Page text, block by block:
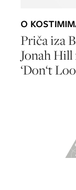
O
Priča iza
Jonah
‘Don‘t